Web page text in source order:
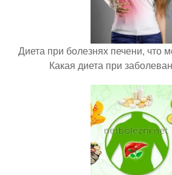
Диета при болезнях печени, что
Какая диета при